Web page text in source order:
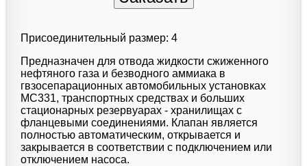
Присоединительный размер: 4
Предназначен для отвода жидкости сжиженного
нефтяного газа и безводного аммиака в
гвзосепарационных автомобильных установках
МС331, транспортных средствах и больших
стационарных резервуарах - хранилищах с
фланцевыми соединениями. Клапан является
полностью автоматическим, открывается и
закрывается в соответствии с подключением или
отключением насоса.